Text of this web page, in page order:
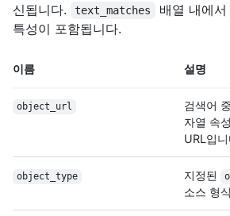
신됩니다.
text_matches
배열 내에
특성이 포함됩니다.
이름 설명
object_url
검색어
자열 속
URL입
object_type 지정된
소스 형